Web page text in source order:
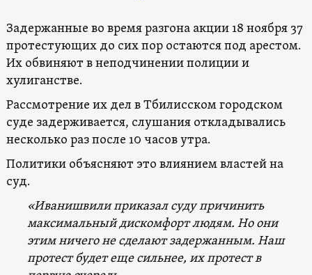
Задержанные во время разгона акции 18 ноября 37
протестующих до сих пор остаются под арестом.
Их обвиняют в неподчинении полиции и
хулиганстве.
Рассмотрение их дел в Тбилисском городском
суде задерживается, слушания откладывались
несколько раз после 10 часов утра.
Политики объясняют это влиянием властей на
суд.
«Иванишвили приказал суду причинить
максимальный дискомфорт людям. Но они
этим ничего не сделают задержанным. Наш
протест будет еще сильнее, их протест в